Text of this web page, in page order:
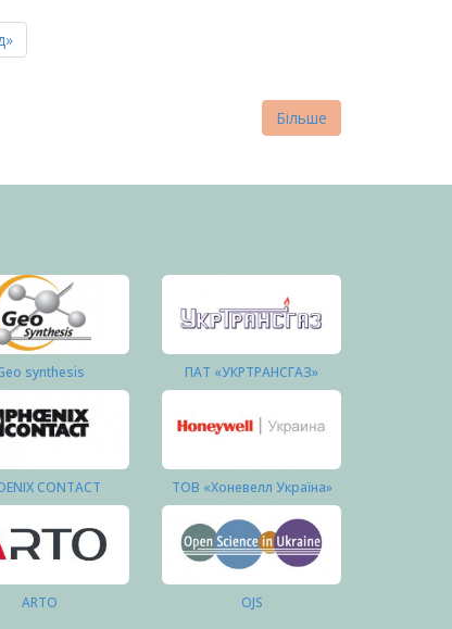
Більше
synthesis ПАТ «УКРТРАНСГАЗ»
CONTACT ТОВ «Хоневелл Україна»
ARTO OJS